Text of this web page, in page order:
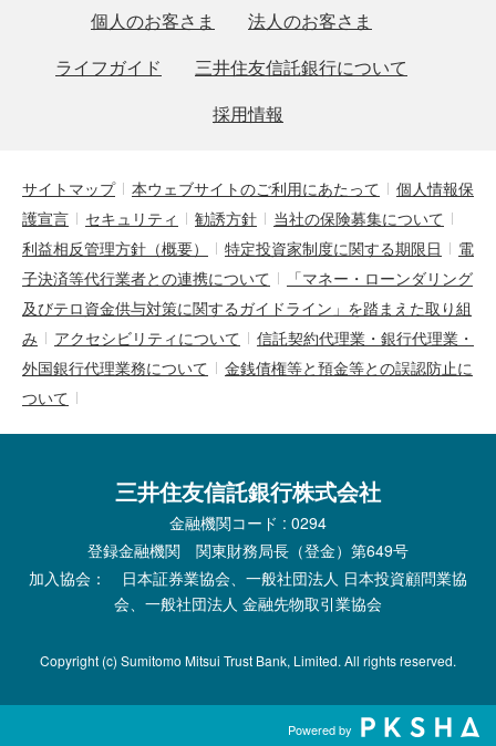
個人のお客さま
法人のお客さま
ライフガイド
三井住友信託銀行について
採用情報
サイトマップ 本ウェブサイトのご利用にあたって
個人情報保
護宣言
セキュリティ 勧誘方針
当社の保険募集について
利益相反管理方針（概要）
特定投資家制度に関する期限日
電
子決済等代行業者との連携について
「マネー・ローンダリング
及びテロ資金供与対策に関するガイドライン」を踏まえた取り組
み
アクセシビリティについて
信託契約代理業・銀行代理業・
外国銀行代理業務について
金銭債権等と預金等との誤認防止に
ついて
三井住友信託銀行株式会社
金融機関コード : 0294
登録金融機関 関東財務局長（登金）第649号
加入協会： 日本証券業協会、一般社団法人 日本投資顧問業協
会、一般社団法人 金融先物取引業協会
Copyright (c) Sumitomo Mitsui Trust Bank, Limited. All rights reserved.
Powered by